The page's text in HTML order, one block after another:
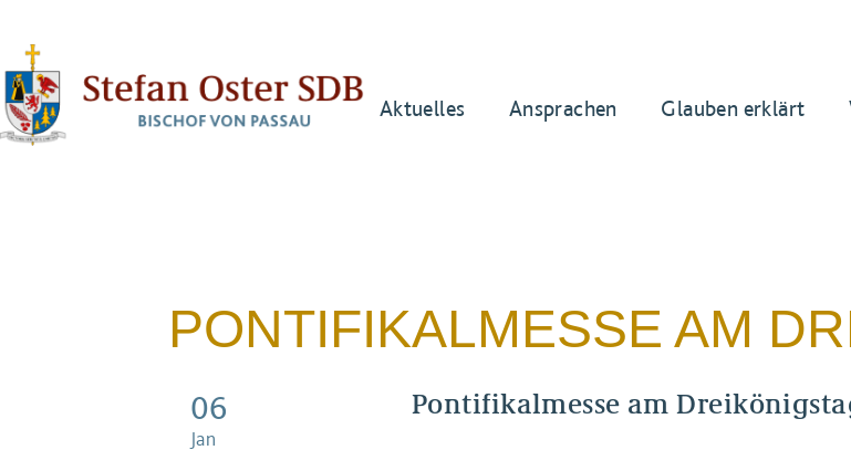
Aktuelles Ansprachen Glauben erklärt
PONTIFIKALMESSE AM
06
Jan
Pontifikalmesse am